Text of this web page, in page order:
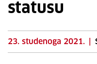
statusu
23. studenoga 2021.